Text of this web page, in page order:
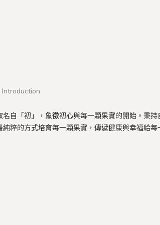
Introduction
名自「初」，象徵初心與每一顆果實的開始。秉持
粹的方式培育每一顆果實，傳遞健康與幸福給每